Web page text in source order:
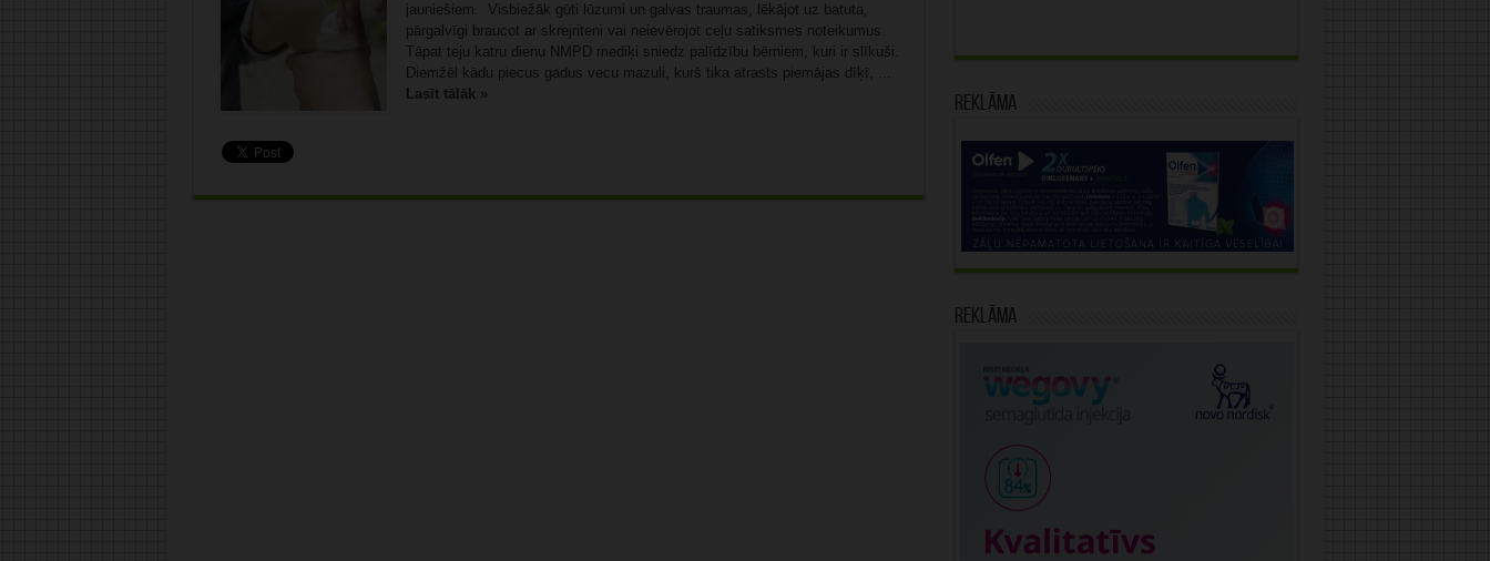
jauniešiem. Visbiežāk gūti lūzumi un galvas traumas, lēkājot uz batuta,
pārgalvīgi braucot ar skrejriteni vai neievērojot ceļu satiksmes noteikumus.
Tāpat teju katru dienu NMPD mediķi sniedz palīdzību bērniem, kuri ir slīkuši.
Diemžēl kādu piecus gadus vecu mazuli, kurš tika atrasts piemājas dīķī, ...
Lasīt tālāk »
Reklāma
Reklāma